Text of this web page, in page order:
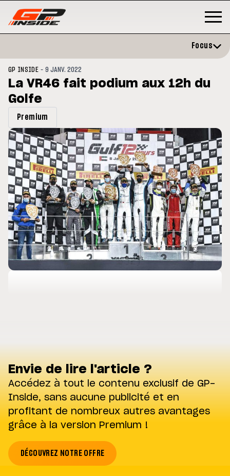
opéré avec succès de la
droite à Madrid
MOTO GP
Silverstone : Horaires et
Programme du GP de Grande-
Bretagne
Focus
GP INSIDE -9 JANV. 2022
La VR46 fait podium aux 12h du
Golfe
Premium
Envie de lire l'article ?
Accédez à tout le contenu exclusif de GP-
Inside, sans aucune publicité et en
profitant de nombreux autres avantages
grâce à la version Premium !
DÉCOUVREZ NOTRE OFFRE